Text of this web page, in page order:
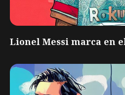
Lionel Messi marca en